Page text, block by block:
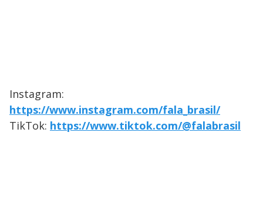
Instagram:
https://www.instagram.com/fala_brasil/
TikTok: https://www.tiktok.com/@falabrasil